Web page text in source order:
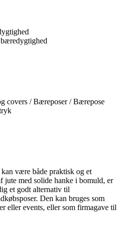
covers /Bæreposer/Bærepose
være både praktisk og et
med solide hanke i bomuld, er
et godt alternativ til
Den kan bruges som
eller events, eller som firmagave til